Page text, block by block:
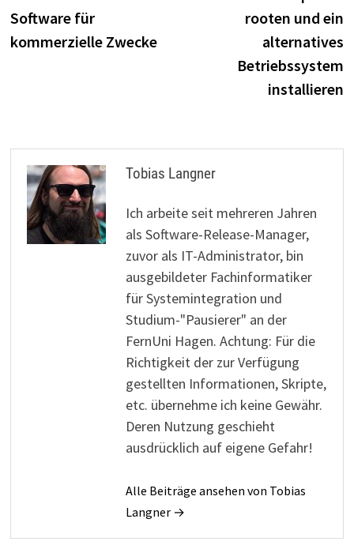
Software für
kommerzielle Zwecke
rooten und ein
alternatives
Betriebssystem
installieren
Tobias Langner
Ich arbeite seit mehreren Jahren
als Software-Release-Manager,
zuvor als IT-Administrator, bin
ausgebildeter Fachinformatiker
für Systemintegration und
Studium-"Pausierer" an der
FernUni Hagen. Achtung: Für die
Richtigkeit der zur Verfügung
gestellten Informationen, Skripte,
etc. übernehme ich keine Gewähr.
Deren Nutzung geschieht
ausdrücklich auf eigene Gefahr!
Alle Beiträge ansehen von Tobias
Langner →